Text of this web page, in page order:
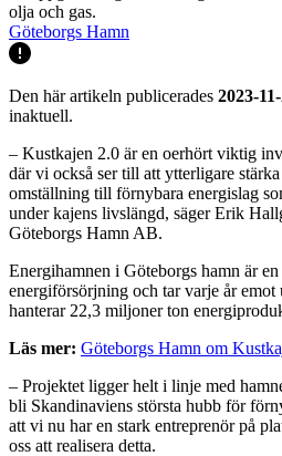
olja och gas.
Göteborgs Hamn
Den här artikeln publicerades 2023-
inaktuell.
– Kustkajen 2.0 är en oerhört viktig
där vi också ser till att ytterligare
omställning till förnybara energislag
under kajens livslängd, säger Erik
Göteborgs Hamn AB.
Energihamnen i Göteborgs hamn är
energiförsörjning och tar varje år
hanterar 22,3 miljoner ton
Läs mer: Göteborgs Hamn om
– Projektet ligger helt i linje med
bli Skandinaviens största hubb för
att vi nu har en stark entreprenör på
oss att realisera detta.